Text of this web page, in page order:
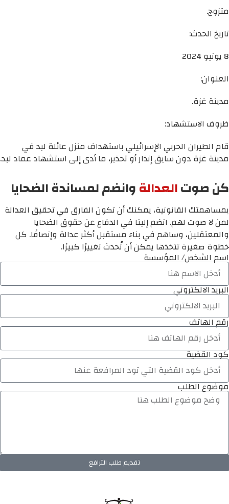
متزوج.
تاريخ الحدث:
8 يونيو 2024
العنوان:
مدينة غزة.
ظروف الاستشهاد:
قام الطيران الحربي الإسرائيلي باستهداف منزل عائلة لبد في
مدينة غزة دون سابق إنذار أو تحذير، ما أدى إلى استشهاد عماد لبد.
كن صوتالعدالةوانضم لمساندة الضحايا
بمساهمتك القانونية، يمكنك أن تكون الفارق في تحقيق العدالة
لمن لا صوت لهم. انضم إلينا في الدفاع عن حقوق الضحايا
والمعتقلين، وساهم في بناء مستقبل أكثر عدالة وإنصافًا. كل
خطوة صغيرة تتخذها يمكن أن تُحدث تغييرًا كبيرًا.
اسم الشخص/ المؤسسة
البريد الالكتروني
رقم الهاتف
كود القضية
موضوع الطلب
تقديم طلب الترافع